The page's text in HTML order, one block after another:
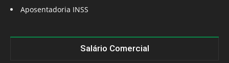
Aposentadoria INSS
Salário Comercial